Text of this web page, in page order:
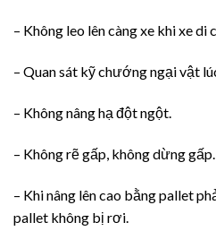
– Không leo lên càng xe khi xe di
– Quan sát kỹ chướng ngại vật
– Không nâng hạ đột ngột.
– Không rẽ gấp, không dừng gấp.
– Khi nâng lên cao bằng pallet
pallet không bị rơi.